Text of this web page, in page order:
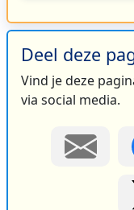
Deel deze
Vind je deze
via social media.